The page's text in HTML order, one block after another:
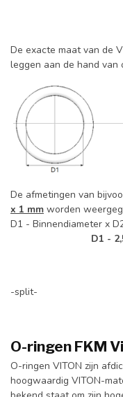
De exacte maat van de
leggen aan de hand van
De afmetingen van
x 1 mm worden
D1 -
D1 -
-split-
O-ringen FKM
O-ringen VITON zijn
hoogwaardig VITON-